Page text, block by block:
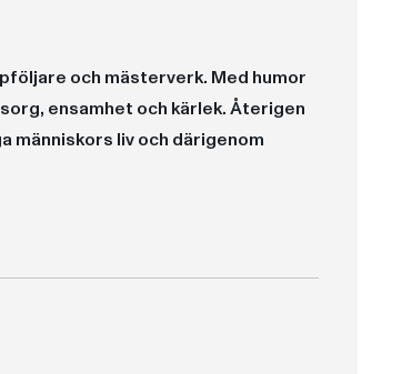
och mästerverk. Med humor
ensamhet och kärlek. Återigen
människors liv och därigenom